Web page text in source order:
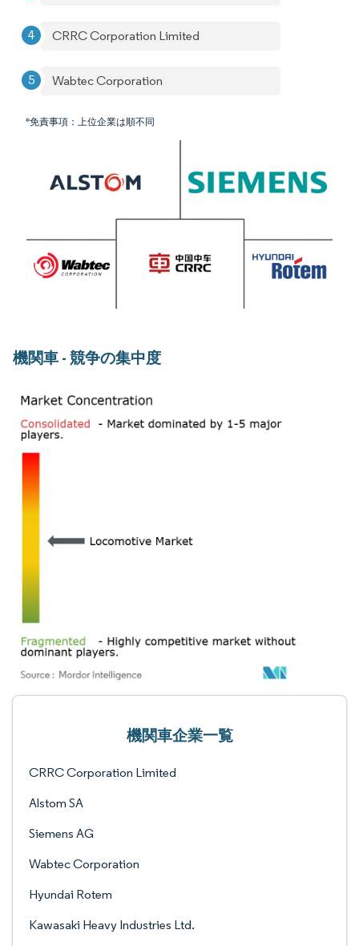
CRRC Corporation Limited
Wabtec Corporation
*免責事項：上位企業は順不同
機関車 - 競争の集中度
機関車企業一覧
CRRC Corporation Limited
Alstom SA
Siemens AG
Wabtec Corporation
Hyundai Rotem
Kawasaki Heavy Industries Ltd.